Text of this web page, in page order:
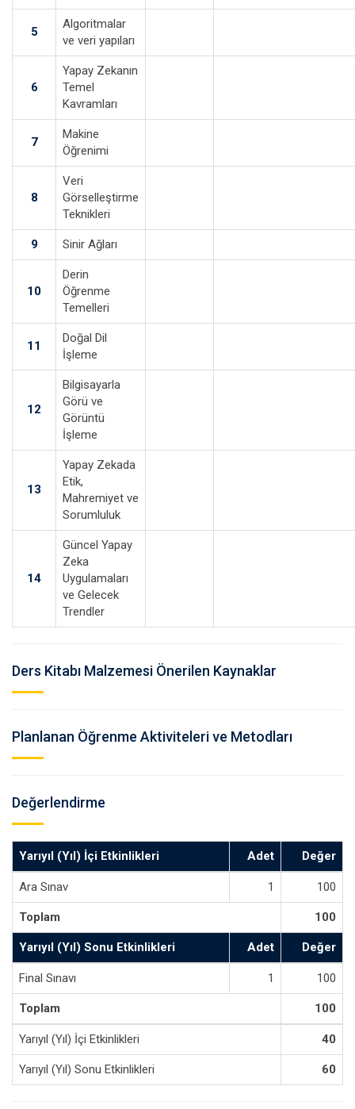
5
Algoritmalar
ve veri yapıları
6
Yapay Zekanın
Temel
Kavramları
7
Makine
Öğrenimi
8
Veri
Görselleştirme
Teknikleri
9 Sinir Ağları
10
Derin
Öğrenme
Temelleri
11
Doğal Dil
İşleme
12
Bilgisayarla
Görü ve
Görüntü
İşleme
13
Yapay Zekada
Etik,
Mahremiyet ve
Sorumluluk
14
Güncel Yapay
Zeka
Uygulamaları
ve Gelecek
Trendler
Ders Kitabı Malzemesi Önerilen Kaynaklar
Planlanan Öğrenme Aktiviteleri ve Metodları
Değerlendirme
Yarıyıl (Yıl) İçi Etkinlikleri Adet Değer
Ara Sınav 1 100
Toplam 100
Yarıyıl (Yıl) Sonu Etkinlikleri Adet Değer
Final Sınavı 1 100
Toplam 100
Yarıyıl (Yıl) İçi Etkinlikleri 40
Yarıyıl (Yıl) Sonu Etkinlikleri 60